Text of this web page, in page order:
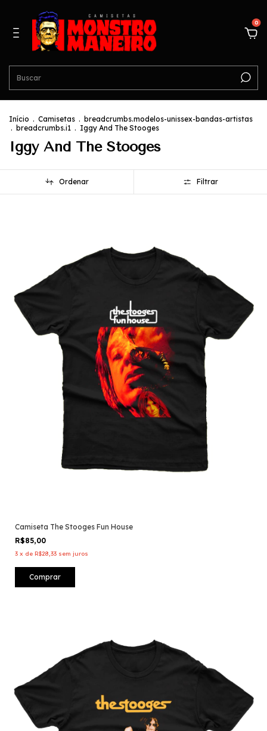
0
Início . Camisetas . breadcrumbs.modelos-unissex-bandas-artistas
. breadcrumbs.i1 . Iggy And The Stooges
Iggy And The Stooges
Ordenar Filtrar
Camiseta The Stooges Fun House
R$85,00
3 x de R$28,33 sem juros
Comprar